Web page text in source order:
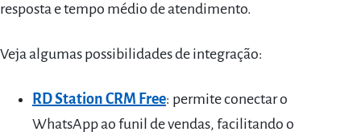
resposta e tempo médio de atendimento.
Veja algumas possibilidades de integração:
RD Station CRM Free: permite conectar o
WhatsApp ao funil de vendas, facilitando o